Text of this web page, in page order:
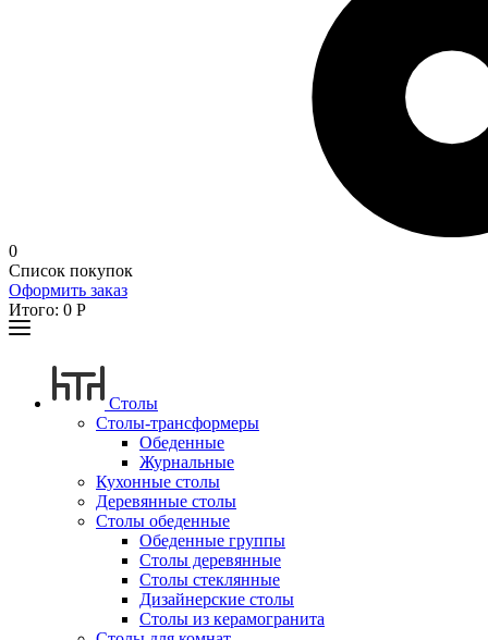
0
Список покупок
Оформить заказ
Итого: 0 Р
Столы
Столы-трансформеры
Обеденные
Журнальные
Кухонные столы
Деревянные столы
Столы обеденные
Обеденные группы
Столы деревянные
Столы стеклянные
Дизайнерские столы
Столы из керамогранита